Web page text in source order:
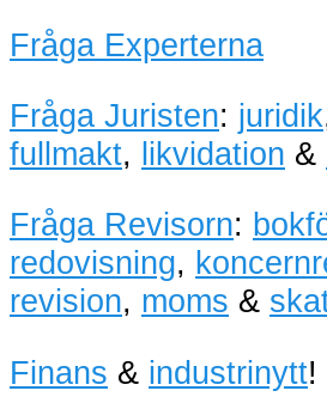
Fråga Experterna
Fråga Juristen: juridik
fullmakt, likvidation &
Fråga Revisorn:
redovisning,
revision, moms &
Finans & industrinytt!